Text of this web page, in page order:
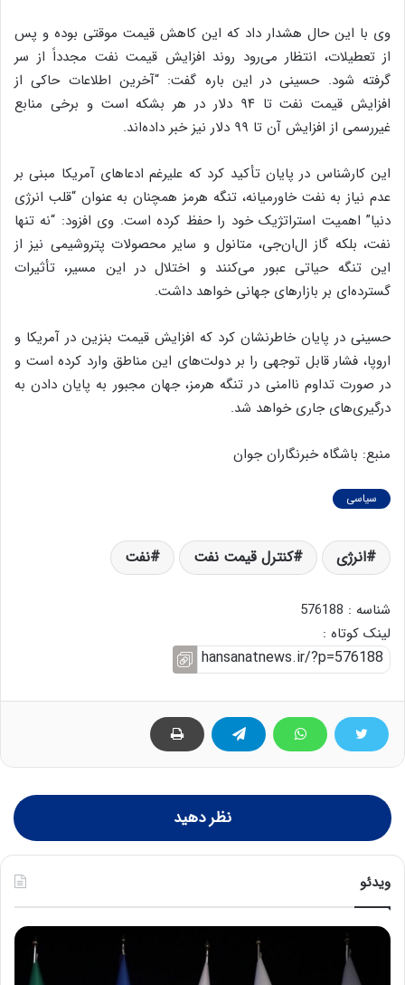
وی با این حال هشدار داد که این کاهش قیمت موقتی بوده و پس
از تعطیلات، انتظار می‌رود روند افزایش قیمت نفت مجدداً از سر
گرفته شود. حسینی در این باره گفت: “آخرین اطلاعات حاکی از
افزایش قیمت نفت تا ۹۴ دلار در هر بشکه است و برخی منابع
غیررسمی از افزایش آن تا ۹۹ دلار نیز خبر داده‌اند.
این کارشناس در پایان تأکید کرد که علیرغم ادعاهای آمریکا مبنی بر
عدم نیاز به نفت خاورمیانه، تنگه هرمز همچنان به عنوان “قلب انرژی
دنیا” اهمیت استراتژیک خود را حفظ کرده است. وی افزود: “نه تنها
نفت، بلکه گاز ال‌ان‌جی، متانول و سایر محصولات پتروشیمی نیز از
این تنگه حیاتی عبور می‌کنند و اختلال در این مسیر، تأثیرات
گسترده‌ای بر بازارهای جهانی خواهد داشت.
حسینی در پایان خاطرنشان کرد که افزایش قیمت بنزین در آمریکا و
اروپا، فشار قابل توجهی را بر دولت‌های این مناطق وارد کرده است و
در صورت تداوم ناامنی در تنگه هرمز، جهان مجبور به پایان دادن به
درگیری‌های جاری خواهد شد.
منبع: باشگاه خبرنگاران جوان
سیاسی
انرژی کنترل قیمت نفت نفت
شناسه : 576188
لینک کوتاه :
نظر دهید
ویدئو
ح
ح